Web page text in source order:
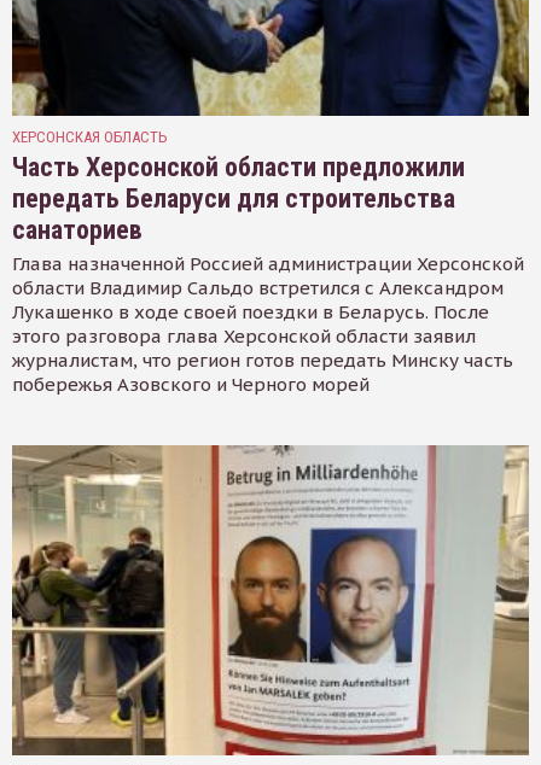
ХЕРСОНСКАЯ ОБЛАСТЬ
Часть Херсонской области предложили
передать Беларуси для строительства
санаториев
Глава назначенной Россией администрации Херсонской
области Владимир Сальдо встретился с Александром
Лукашенко в ходе своей поездки в Беларусь. После
этого разговора глава Херсонской области заявил
журналистам, что регион готов передать Минску часть
побережья Азовского и Черного морей